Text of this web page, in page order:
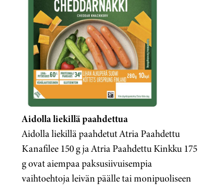
Aidolla liekillä paahdettua
Aidolla liekillä paahdetut Atria Paahdettu
Kanafilee 150 g ja Atria Paahdettu Kinkku 175
g ovat aiempaa paksusiivuisempia
vaihtoehtoja leivän päälle taimonipuoliseen